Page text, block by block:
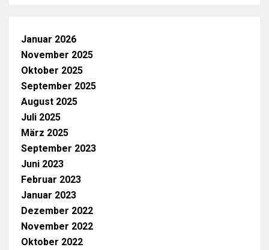
Januar 2026
November 2025
Oktober 2025
September 2025
August 2025
Juli 2025
März 2025
September 2023
Juni 2023
Februar 2023
Januar 2023
Dezember 2022
November 2022
Oktober 2022